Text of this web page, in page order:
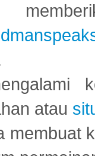
atau
membuat